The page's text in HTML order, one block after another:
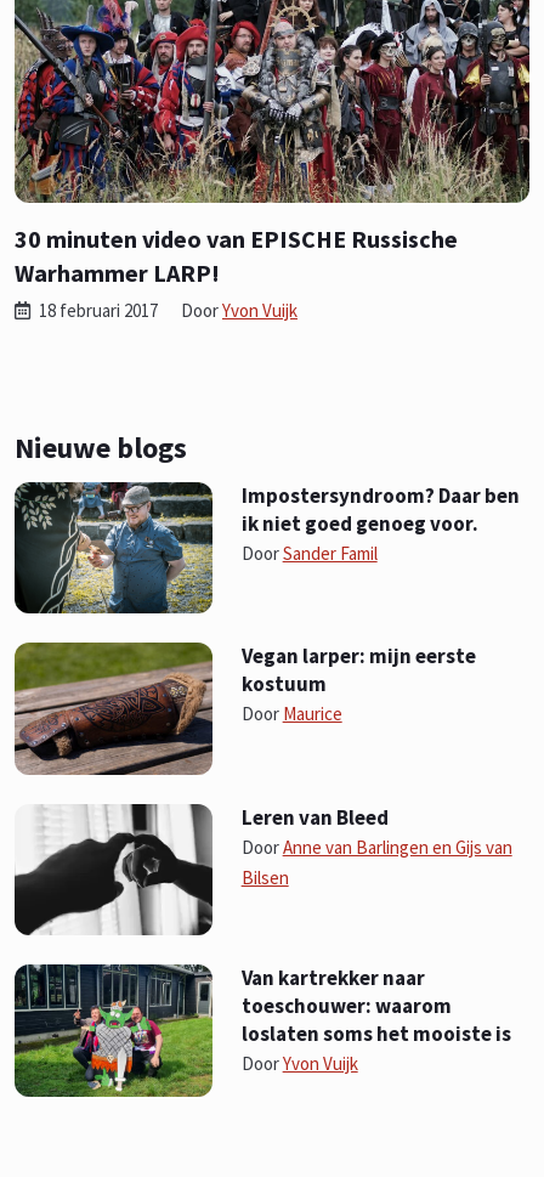
30 minuten video van EPISCHE Russische
Warhammer LARP!
18 februari 2017 DoorYvon Vuijk
Nieuwe blogs
Impostersyndroom? Daar ben
ik niet goed genoeg voor.
DoorSander Famil
Vegan larper: mijn eerste
kostuum
Door Maurice
Leren van Bleed
DoorAnne van Barlingen en Gijs van
Bilsen
Van kartrekker naar
toeschouwer: waarom
loslaten soms het mooiste is
DoorYvon Vuijk